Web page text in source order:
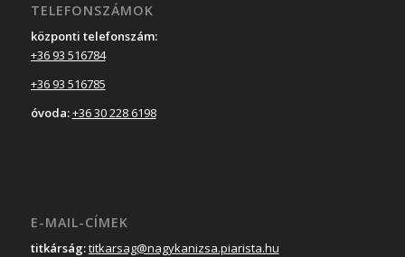
TELEFONSZÁMOK
központi telefonszám:
+36 93 516784
+36 93 516785
óvoda:+36 30 228 6198
E-MAIL-CÍMEK
titkárság:titkarsag@nagykanizsa.piarista.hu